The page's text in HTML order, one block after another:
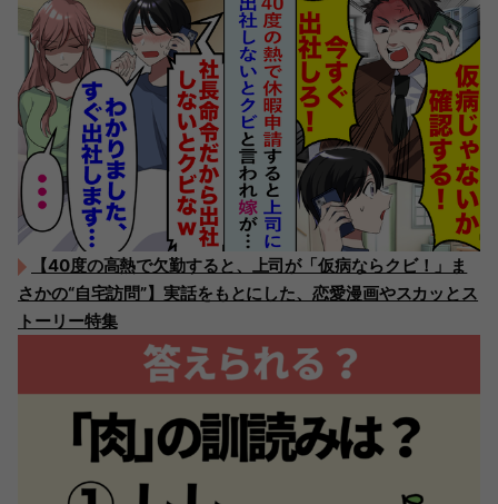
【40度の高熱で欠勤すると、上司が「仮病ならクビ！」ま
さかの“自宅訪問”】実話をもとにした、恋愛漫画やスカッとス
トーリー特集